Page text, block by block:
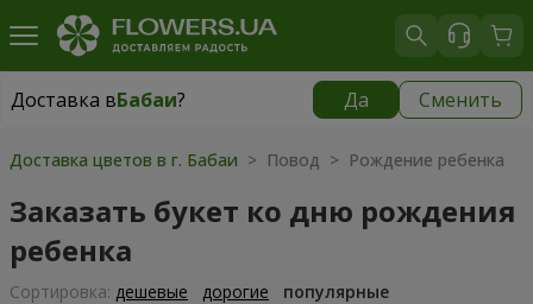
Доставка вБабаи? Да Сменить
Доставка вБабаи
Доставка цветов в г. Бабаи > Повод > Рождение ребенка
Заказать букет ко дню рождения
ребенка
Cортировка: дешевые дорогие популярные